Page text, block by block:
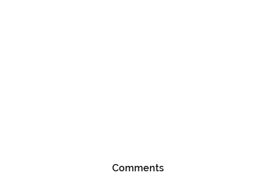
Comments